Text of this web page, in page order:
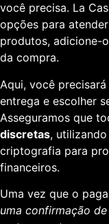
você precisa. La
opções para
produtos, adicione-
da compra.
Aqui, você
entrega e escolher
Asseguramos que
discretas,
criptografia para
financeiros.
Uma vez que o
uma confirmação